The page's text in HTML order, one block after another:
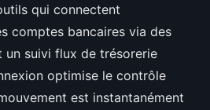
qui connectent
comptes bancaires via des
un suivi flux de trésorerie
optimise le contrôle
est instantanément